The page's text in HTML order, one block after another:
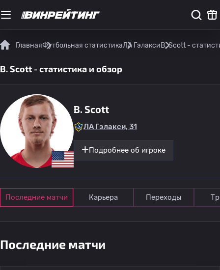
ГлавнаяФутбольная статистикаЛА ГэлаксиB. Scott -
B. Scott - статистика и обзор
B. Scott
ЛА Гэлакси, 31
Подробнее об игроке
Последние матчи Карьера Переходы
Последние матчи